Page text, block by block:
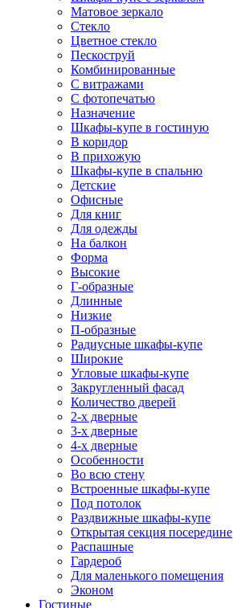
Матовое зеркало
Стекло
Цветное стекло
Пескоструй
Комбинированные
С витражами
С фотопечатью
Назначение
Шкафы-купе в гостиную
В коридор
В прихожую
Шкафы-купе в спальню
Детские
Офисные
Для книг
Для одежды
На балкон
Форма
Высокие
Г-образные
Длинные
Низкие
П-образные
Радиусные шкафы-купе
Широкие
Угловые шкафы-купе
Закругленный фасад
Количество дверей
2-х дверные
3-х дверные
4-х дверные
Особенности
Во всю стену
Встроенные шкафы-купе
Под потолок
Раздвижные шкафы-купе
Открытая секция посередине
Распашные
Гардероб
Для маленького помещения
Эконом
Гостиные